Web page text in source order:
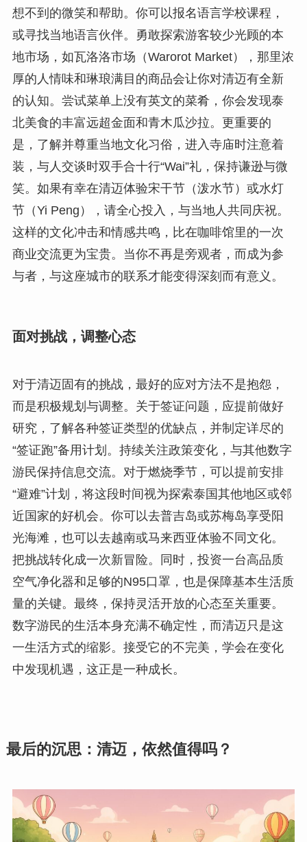
想不到的微笑和帮助。你可以报名语言学校课程，
或寻找当地语言伙伴。勇敢探索游客较少光顾的本
地市场，如瓦洛洛市场（Warorot Market），那里浓
厚的人情味和琳琅满目的商品会让你对清迈有全新
的认知。尝试菜单上没有英文的菜肴，你会发现泰
北美食的丰富远超金面和青木瓜沙拉。更重要的
是，了解并尊重当地文化习俗，进入寺庙时注意着
装，与人交谈时双手合十行“Wai”礼，保持谦逊与微
笑。如果有幸在清迈体验宋干节（泼水节）或水灯
节（Yi Peng），请全心投入，与当地人共同庆祝。
这样的文化冲击和情感共鸣，比在咖啡馆里的一次
商业交流更为宝贵。当你不再是旁观者，而成为参
与者，与这座城市的联系才能变得深刻而有意义。
面对挑战，调整心态
对于清迈固有的挑战，最好的应对方法不是抱怨，
而是积极规划与调整。关于签证问题，应提前做好
研究，了解各种签证类型的优缺点，并制定详尽的
“签证跑”备用计划。持续关注政策变化，与其他数字
游民保持信息交流。对于燃烧季节，可以提前安排
“避难”计划，将这段时间视为探索泰国其他地区或邻
近国家的好机会。你可以去普吉岛或苏梅岛享受阳
光海滩，也可以去越南或马来西亚体验不同文化。
把挑战转化成一次新冒险。同时，投资一台高品质
空气净化器和足够的N95口罩，也是保障基本生活质
量的关键。最终，保持灵活开放的心态至关重要。
数字游民的生活本身充满不确定性，而清迈只是这
一生活方式的缩影。接受它的不完美，学会在变化
中发现机遇，这正是一种成长。
最后的沉思：清迈，依然值得吗？